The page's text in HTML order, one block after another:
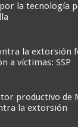
la tecnología
la extorsión
a víctimas: SSP
productivo de
la extorsión